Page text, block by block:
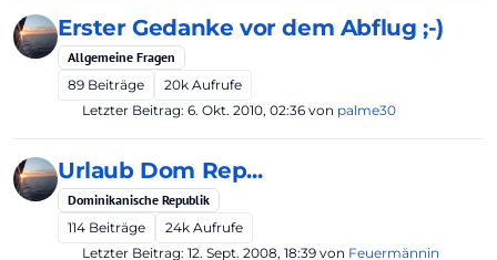
Erster Gedanke vor dem Abflug ;-)
Allgemeine Fragen
89 Beiträge 20k Aufrufe
Letzter Beitrag: 6. Okt. 2010, 02:36 von palme30
Urlaub Dom Rep...
Dominikanische Republik
114 Beiträge 24k Aufrufe
Letzter Beitrag: 12. Sept. 2008, 18:39 von Feuermännin